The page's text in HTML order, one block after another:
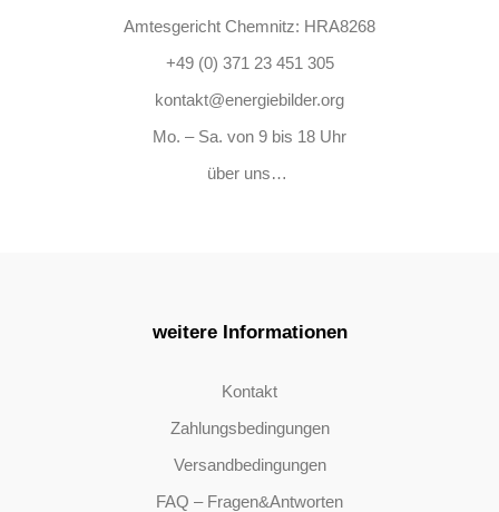
Amtesgericht Chemnitz: HRA8268
+49 (0) 371 23 451 305
kontakt@energiebilder.org
Mo. – Sa. von 9 bis 18 Uhr
über uns…
weitere Informationen
Kontakt
Zahlungsbedingungen
Versandbedingungen
FAQ – Fragen&Antworten